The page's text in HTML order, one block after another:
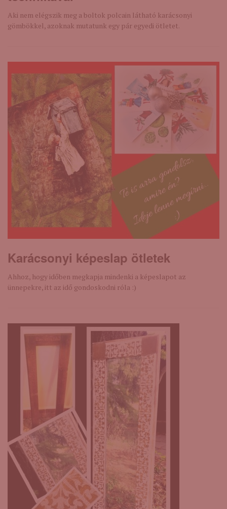
Aki nem elégszik meg a boltok polcain látható karácsonyi
gömbökkel, azoknak mutatunk egy pár egyedi ötletet.
Karácsonyi képeslap ötletek
Ahhoz, hogy időben megkapja mindenki a képeslapot az
ünnepekre, itt az idő gondoskodni róla :)